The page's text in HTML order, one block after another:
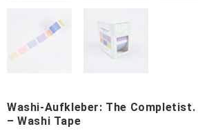
Washi-Aufkleber: The
– Washi Tape